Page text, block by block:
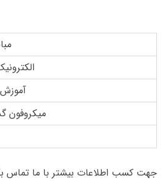
آموزش
میکروفون
جهت کسب اطلاعات بیشتر با ما تماس